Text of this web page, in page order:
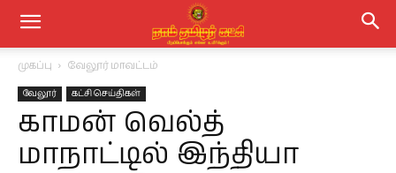
முகப்பு வேலூர் மாவட்டம்
வேலூர் கட்சி செய்திகள்
காமன் வெல்த்
மாநாட்டில் இந்தியா